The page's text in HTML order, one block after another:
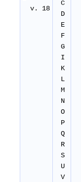
v. 18
C
D
E
F
G
I
K
L
M
N
O
P
Q
R
S
U
V